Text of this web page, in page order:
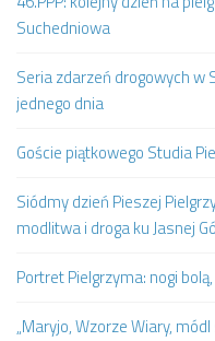
Suchedniowa
Seria zdarzeń drogowych w
jednego dnia
Goście piątkowego Studia
Siódmy dzień Pieszej
modlitwa i droga ku Jasnej
Portret Pielgrzyma: nogi
„Maryjo, Wzorze Wiary,